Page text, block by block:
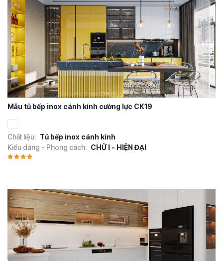
Mẫu tủ bếp inox cánh kính cường lực CK19
Chất liệu: Tủ bếp inox cánh kính
Kiểu dáng - Phong cách: CHỮ I - HIỆN ĐẠI